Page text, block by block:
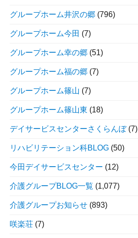
グループホーム井沢の郷 (796)
グループホーム今田 (7)
グループホーム幸の郷 (51)
グループホーム福の郷 (7)
グループホーム篠山 (7)
グループホーム篠山東 (18)
デイサービスセンターさくらんぼ(7)
リハビリテーション科BLOG (50)
今田デイサービスセンター (12)
介護グループBLOG一覧 (1,077)
介護グループお知らせ (893)
咲楽荘 (7)